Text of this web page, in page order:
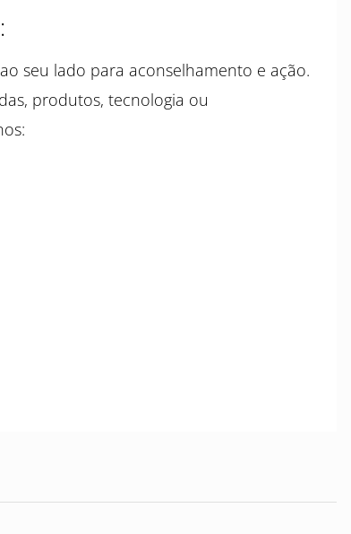
seu lado para aconselhamento e ação.
produtos, tecnologia ou